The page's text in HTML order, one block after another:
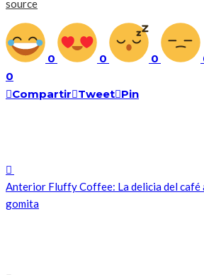
source
0 0 0
0
Compartir Tweet Pin
Anterior Fluffy Coffee: La delicia del café
gomita